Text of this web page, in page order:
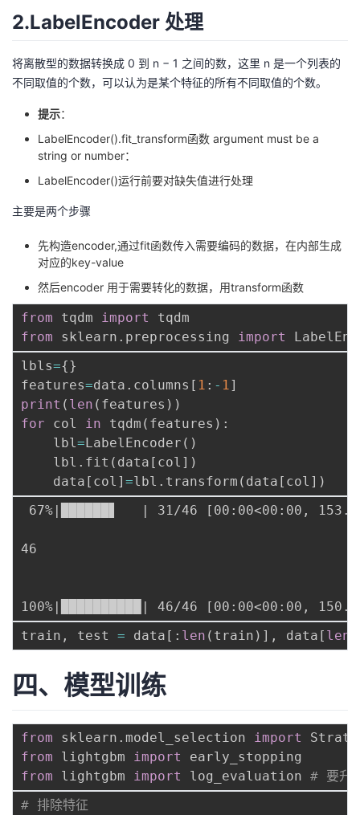
2.LabelEncoder 处理
将离散型的数据转换成 0 到 n − 1 之间的数，这里 n 是一个列表的
不同取值的个数，可以认为是某个特征的所有不同取值的个数。
提示：
LabelEncoder().fit_transform函数 argument must be a
string or number：
LabelEncoder()运行前要对缺失值进行处理
主要是两个步骤
先构造encoder,通过fit函数传入需要编码的数据，在内部生成
对应的key-value
然后encoder 用于需要转化的数据，用transform函数
from tqdm import
from sklearn . preprocessing import
lbls={}
features=data . columns [ 1 : - 1]
print ( len ( features ) )
for col in tqdm ( features ) :
    lbl
=LabelEncoder ( )
    lbl
. fit ( data [ col ] )
    data
[ col ] =lbl . transform ( data [ col ] )
67%|██████▋   | 31/46 [00:00<00:00,
46
train , test = data [ : len ( train ) ] , data [ len
四、模型训练
from sklearn . model_selection
import
from lightgbm import
from lightgbm import log_evaluation # 要升
# 排除特征